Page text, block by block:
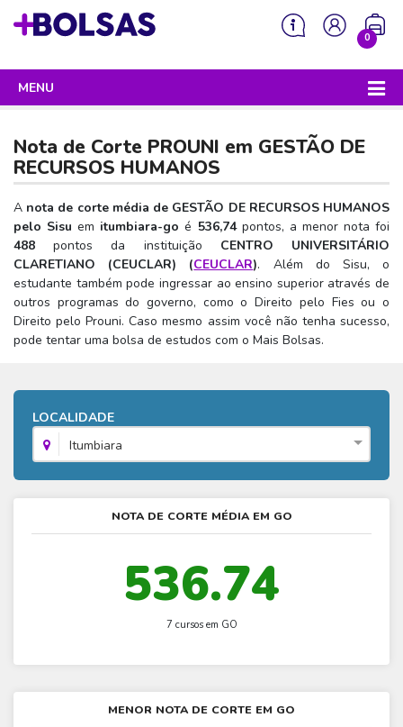
0
Sua mochila está vazia!
MENU
ENEM
Enem 2026 - Tudo o que você precisa saber
Enem – O que é
Enem – Quem pode fazer
Enem – Para que serve
Enem – Como se preparar
Enem – Cartilha redação
Hora do Enem – O que é
Enem – Gabarito oficial
SISU
Sisu 2026 – Tudo o que você precisa saber
SISU – O que é
SISU – Quem pode participar
SISU – Como se inscrever
SISU – Universidades participantes
SISU - Simulador
PROUNI
Prouni 2026 – Tudo o que você precisa saber
Prouni – O que é
Prouni – Quem pode participar
Prouni – Lista de espera
Prouni - Universidades participantes
Prouni – Simulador
FIES
Fies e P-Fies 2026 – Tudo o que você precisa saber
Fies – O que é
Fies – Como fazer a inscrição
Fies e Prouni – Diferença
Fies - Simulador
PRONATEC
SISUTEC
ENARE
Nota de Corte PROUNI em GESTÃO DE
RECURSOS HUMANOS
A nota de corte média de GESTÃO DE RECURSOS HUMANOS
pelo Sisu em itumbiara-go é 536,74pontos, a menor nota foi
488 pontos da instituição CENTRO UNIVERSITÁRIO
CLARETIANO (CEUCLAR) (CEUCLAR). Além do Sisu, o
estudante também pode ingressar ao ensino superior através de
outros programas do governo, como o Direito pelo Fies ou o
Direito pelo Prouni. Caso mesmo assim você não tenha sucesso,
pode tentar uma bolsa de estudos com o Mais Bolsas.
LOCALIDADE
Itumbiara
NOTA DE CORTE MÉDIA EM GO
536.74
7 cursos em GO
MENOR NOTA DE CORTE EM GO